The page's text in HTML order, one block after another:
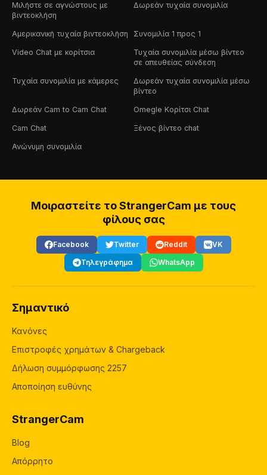
Μιλήστε σε αγνώστους με
βιντεοκλήση
Δωρεάν τυχαία συνομιλία
Αμερικανική τυχαία βιντεοκλήση Συνομιλία 1 προς 1
Video Chat με κορίτσια
Τυχαία συνομιλία μέσω βίντεο
σε απευθείας σύνδεση
Τυχαία συνομιλία με κάμερες
Δωρεάν τυχαία συνομιλία μέσω
βίντεο
Δωρεάν Cam to Cam Chat Omegle Κορίτσι Chat
Cam Chat Ξένος βίντεο chat
Ανώνυμη συνομιλία
Μοιραστείτε το StrangerCam με τους
φίλους σας
Facebook Twitter Reddit
VK
Τηλεγράφημα
WhatsApp
Σημαντικό
Κανόνες
Επιστροφές χρημάτων & Chargeback
Δήλωση συμμόρφωσης 2257
Αποποίηση ευθύνης
StrangerCam
Blog
Απόρρητο